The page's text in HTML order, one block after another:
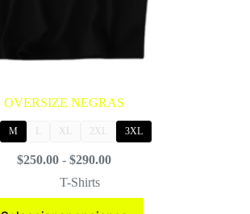
OVERSIZE NEGRAS
M XL 2XL 3XL
$250.00 - $290.00Rango
desde
T-Shirts